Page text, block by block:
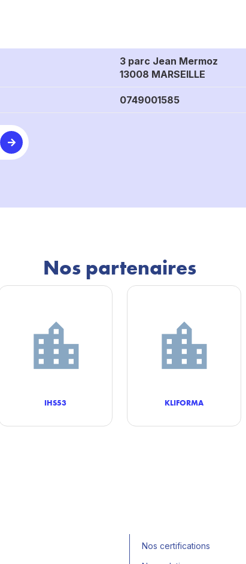
3 parc Jean Mermoz
13008 MARSEILLE
0749001585
Nos partenaires
IHS53 KLIFORMA
Nos certifications